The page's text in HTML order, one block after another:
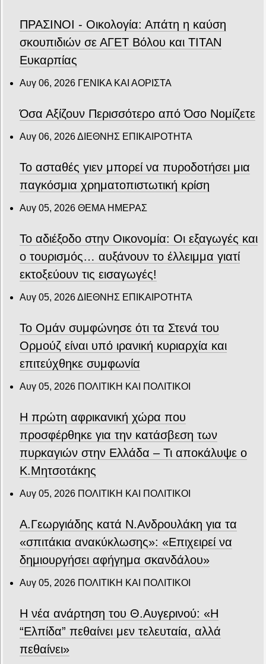
ΠΡΑΣΙΝΟΙ - Οικολογία: Απάτη η καύση
σκουπιδιών σε ΑΓΕΤ Βόλου και ΤΙΤΑΝ
Ευκαρπίας
Αυγ 06, 2026 ΓΕΝΙΚΑ ΚΑΙ ΑΟΡΙΣΤΑ
Όσα Αξίζουν Περισσότερο από Όσο Νομίζετε
Αυγ 06, 2026ΔΙΕΘΝΗΣ ΕΠΙΚΑΙΡΟΤΗΤΑ
Το ασταθές γιεν μπορεί να πυροδοτήσει μια
παγκόσμια χρηματοπιστωτική κρίση
Αυγ 05, 2026 ΘΕΜΑ ΗΜΕΡΑΣ
Το αδιέξοδο στην Οικονομία: Οι εξαγωγές και
ο τουρισμός… αυξάνουν το έλλειμμα γιατί
εκτοξεύουν τις εισαγωγές!
Αυγ 05, 2026ΔΙΕΘΝΗΣ ΕΠΙΚΑΙΡΟΤΗΤΑ
Το Ομάν συμφώνησε ότι τα Στενά του
Ορμούζ είναι υπό ιρανική κυριαρχία και
επιτεύχθηκε συμφωνία
Αυγ 05, 2026 ΠΟΛΙΤΙΚΗ ΚΑΙ ΠΟΛΙΤΙΚΟΙ
Η πρώτη αφρικανική χώρα που
προσφέρθηκε για την κατάσβεση των
πυρκαγιών στην Ελλάδα – Τι αποκάλυψε ο
Κ.Μητσοτάκης
Αυγ 05, 2026 ΠΟΛΙΤΙΚΗ ΚΑΙ ΠΟΛΙΤΙΚΟΙ
Α.Γεωργιάδης κατά Ν.Ανδρουλάκη για τα
«σπιτάκια ανακύκλωσης»: «Επιχειρεί να
δημιουργήσει αφήγημα σκανδάλου»
Αυγ 05, 2026 ΠΟΛΙΤΙΚΗ ΚΑΙ ΠΟΛΙΤΙΚΟΙ
Η νέα ανάρτηση του Θ.Αυγερινού: «Η
“Ελπίδα” πεθαίνει μεν τελευταία, αλλά
πεθαίνει»